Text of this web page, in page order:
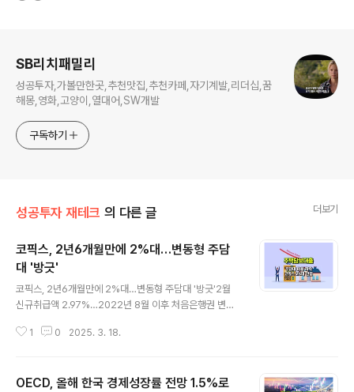
SB리치패밀리
성공투자,가볼만한곳,추천맛집,추천카페,자기계발,리더십,꿈
해몽,영화,고양이,열대어,SW개발
구독하기
성공투자 재테크 의 다른 글 더보기
코픽스, 2년6개월만에 2%대…변동형 주담
대 '방긋'
코픽스, 2년6개월만에 2%대…변동형 주담대 '방긋'2월
신규취급액 2.97%…2022년 8월 이후 처음은행권 변동
·자금조달비용지수)가 다섯 달 연속 하락하며 2%대로 내
액 기준 코픽스가 2.97%를 기록해 전월 대비 0.11%포인
1 0 2025. 3. 18.
OECD, 올해 한국 경제성장률 전망 1.5%로